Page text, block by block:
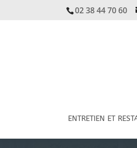
02 38 44 70 60
ENTRETIEN ET